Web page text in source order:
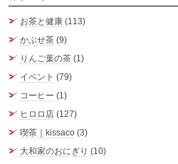
お茶と健康 (113)
かぶせ茶 (9)
りんご葉の茶 (1)
イベント (79)
コーヒー (1)
ヒロロ店 (127)
喫茶｜kissaco (3)
大和家のおにぎり (10)